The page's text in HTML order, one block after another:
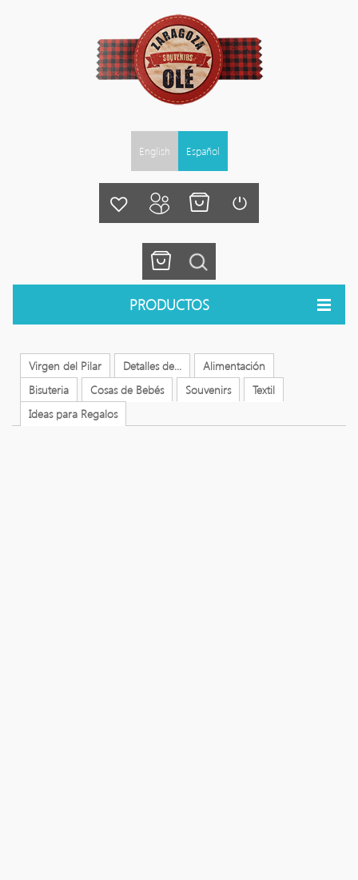
English Español
PRODUCTOS
Virgen del Pilar Detalles de...
Alimentación
Bisuteria
Cosas de Bebés Souvenirs
Textil
Ideas para Regalos